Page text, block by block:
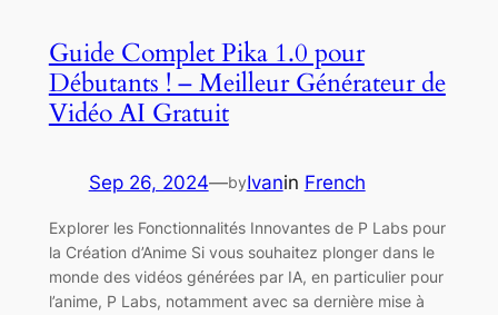
Guide Complet Pika 1.0 pour
Débutants ! – Meilleur Générateur de
Vidéo AI Gratuit
Sep 26, 2024—byIvanin French
Explorer les Fonctionnalités Innovantes de P Labs pour
la Création d’Anime Si vous souhaitez plonger dans le
monde des vidéos générées par IA, en particulier pour
l’anime, P Labs, notamment avec sa dernière mise à